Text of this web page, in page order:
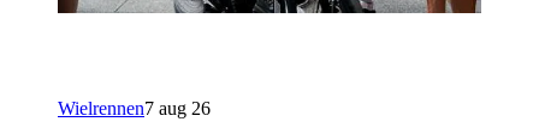
Wielrennen7 aug 26